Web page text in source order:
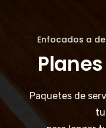
Enfocados a
Paquetes de